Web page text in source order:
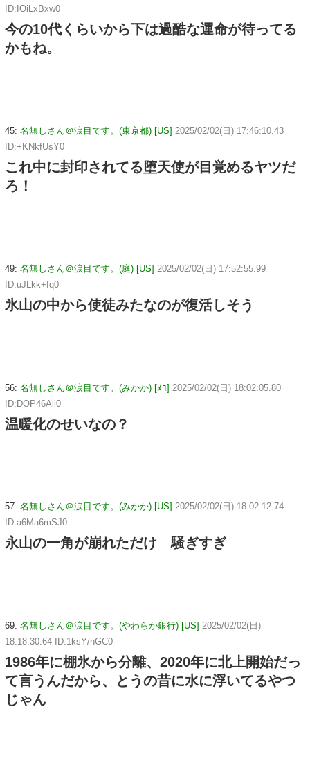
ID:IOiLxBxw0
今の10代くらいから下は過酷な運命が待ってる
かもね。
45: 名無しさん＠涙目です。(東京都) [US] 2025/02/02(日) 17:46:10.43
ID:+KNkfUsY0
これ中に封印されてる堕天使が目覚めるヤツだ
ろ！
49: 名無しさん＠涙目です。(庭) [US] 2025/02/02(日) 17:52:55.99
ID:uJLkk+fq0
氷山の中から使徒みたなのが復活しそう
56: 名無しさん＠涙目です。(みかか) [ﾇｺ] 2025/02/02(日) 18:02:05.80
ID:DOP46Ali0
温暖化のせいなの？
57: 名無しさん＠涙目です。(みかか) [US] 2025/02/02(日) 18:02:12.74
ID:a6Ma6mSJ0
永山の一角が崩れただけ 騒ぎすぎ
69: 名無しさん＠涙目です。(やわらか銀行) [US] 2025/02/02(日)
18:18:30.64 ID:1ksY/nGC0
1986年に棚氷から分離、2020年に北上開始だっ
て言うんだから、とうの昔に水に浮いてるやつ
じゃん